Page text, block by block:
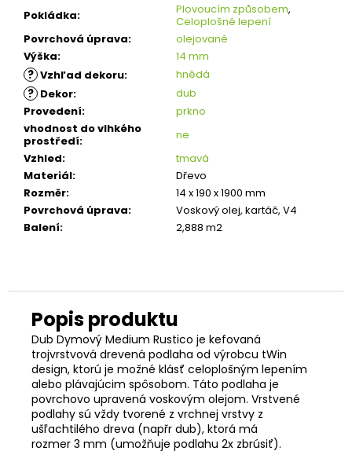
Pokládka: Plovoucím způsobem,
Celoplošné lepení
Povrchová úprava:
olejované
Výška: 14 mm
? Vzhľad dekoru: hnědá
? Dekor:
dub
Provedení:
prkno
vhodnost do vlhkého
prostředí:
ne
Vzhled:
tmavá
Materiál:
Dřevo
Rozměr:
14 x 190 x 1900 mm
Povrchová úprava:
Voskový olej, kartáč, V4
Balení: 2,888 m2
Dub Dymový Medium Rustico je kefovaná
trojvrstvová drevená podlaha od výrobcu tWin
design, ktorú je možné klásť celoplošným lepením
alebo plávajúcim spôsobom. Táto podlaha je
povrchovo upravená voskovým olejom. Vrstvené
podlahy sú vždy tvorené z vrchnej vrstvy z
ušľachtilého dreva (napřr dub), ktorá má
rozmer 3 mm (umožňuje podlahu 2x zbrúsiť).